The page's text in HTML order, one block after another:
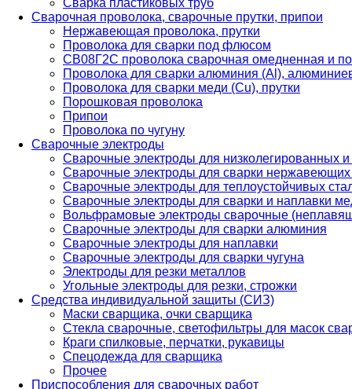
Сварка пластиковых труб
Сварочная проволока, сварочные прутки, припои
Нержавеющая проволока, прутки
Проволока для сварки под флюсом
СВ08Г2С проволока сварочная омедненная и
Проволока для сварки алюминия (Al),
Проволока для сварки меди (Cu), прутки
Порошковая проволока
Припои
Проволока по чугуну
Сварочные электроды
Сварочные электроды для низколегированных и
Сварочные электроды для сварки
Сварочные электроды для теплоустойчивых
Сварочные электроды для сварки и наплавки
Вольфрамовые электроды сварочные
Сварочные электроды для сварки алюминия
Сварочные электроды для наплавки
Сварочные электроды для сварки чугуна
Электроды для резки металлов
Угольные электроды для резки, строжки
Средства индивидуальной защиты (СИЗ)
Маски сварщика, очки сварщика
Стекла сварочные, светофильтры для масок
Краги спилковые, перчатки, рукавицы
Спецодежда для сварщика
Прочее
Приспособления для сварочных работ